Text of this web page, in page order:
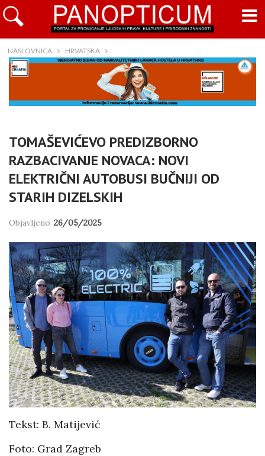
NASLOVNICA HRVATSKA
TOMAŠEVIĆEVO PREDIZBORNO
RAZBACIVANJE NOVACA: NOVI
ELEKTRIČNI AUTOBUSI BUČNIJI OD
STARIH DIZELSKIH
Objavljeno 26/05/2025
Tekst: B. Matijević
Foto: Grad Zagreb